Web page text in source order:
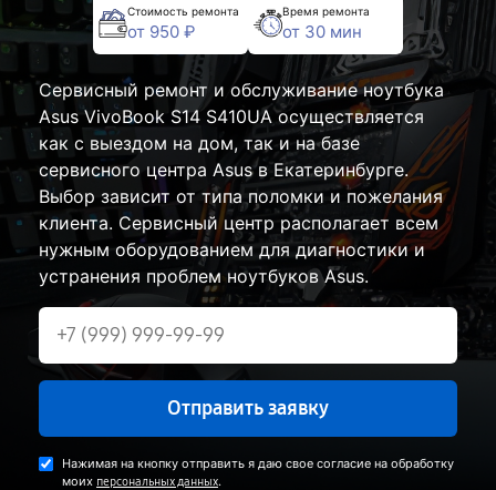
Стоимость ремонта
от 950 ₽
Время ремонта
от 30 мин
Сервисный ремонт и обслуживание ноутбука
Asus VivoBook S14 S410UA осуществляется
как с выездом на дом, так и на базе
сервисного центра Asus в Екатеринбурге.
Выбор зависит от типа поломки и пожелания
клиента. Сервисный центр располагает всем
нужным оборудованием для диагностики и
устранения проблем ноутбуков Asus.
Отправить заявку
Нажимая на кнопку отправить я даю свое согласие на обработку
моих персональных данных.